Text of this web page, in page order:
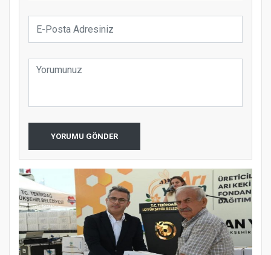
YORUMU GÖNDER